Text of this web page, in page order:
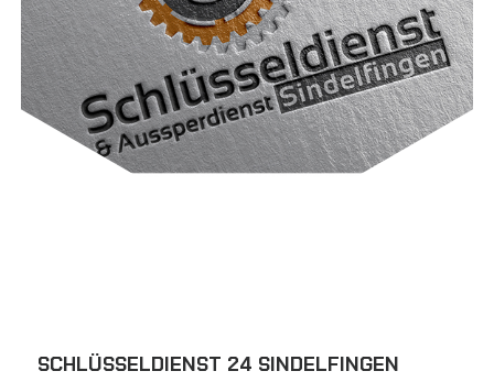
SCHLÜSSELDIENST 24 SINDELFINGEN